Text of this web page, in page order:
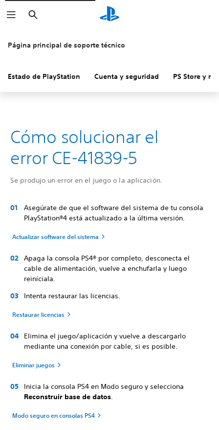
Buscar
Página principal de soporte técnico
Estado de PlayStation Cuenta y seguridad PS Store y
Cómo solucionar el
error CE-41839-5
Se produjo un error en el juego o la aplicación.
Asegúrate de que el software del sistema de tu consola
PlayStation®4 está actualizado a la última versión.
Actualizar software del sistema
Apaga la consola PS4® por completo, desconecta el
cable de alimentación, vuelve a enchufarla y luego
reiníciala.
Intenta restaurar las licencias.
Restaurar licencias
Elimina el juego/aplicación y vuelve a descargarlo
mediante una conexión por cable, si es posible.
Eliminar juegos
Inicia la consola PS4 en Modo seguro y selecciona
Reconstruir base de datos.
Modo seguro en consolas PS4